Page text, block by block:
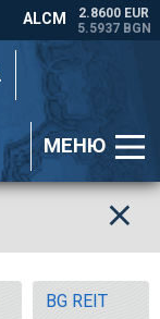
МЕНЮ
BG REIT